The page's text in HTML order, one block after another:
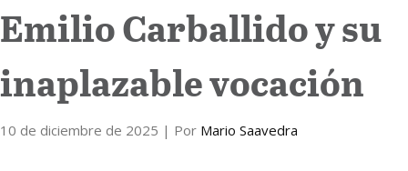
Emilio Carballido y su
inaplazable vocación
10 de diciembre de 2025 | Por Mario Saavedra